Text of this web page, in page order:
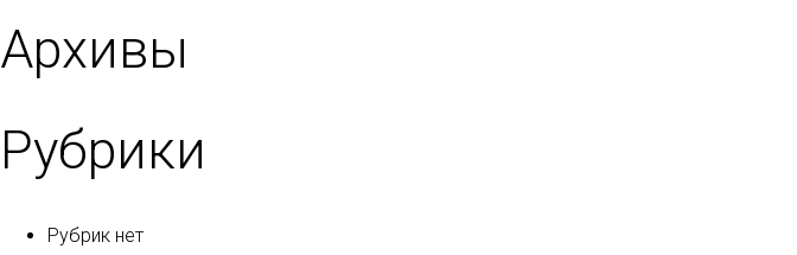
Архивы
Рубрики
Рубрик нет